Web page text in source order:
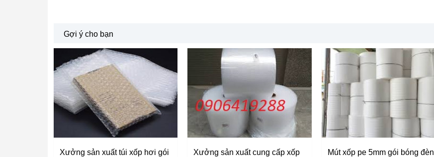
Gợi ý cho bạn
Xưởng sản xuất túi xốp hơi gói
Xưởng sản xuất cung cấp xốp
Mút xốp pe 5mm gói bóng đèn